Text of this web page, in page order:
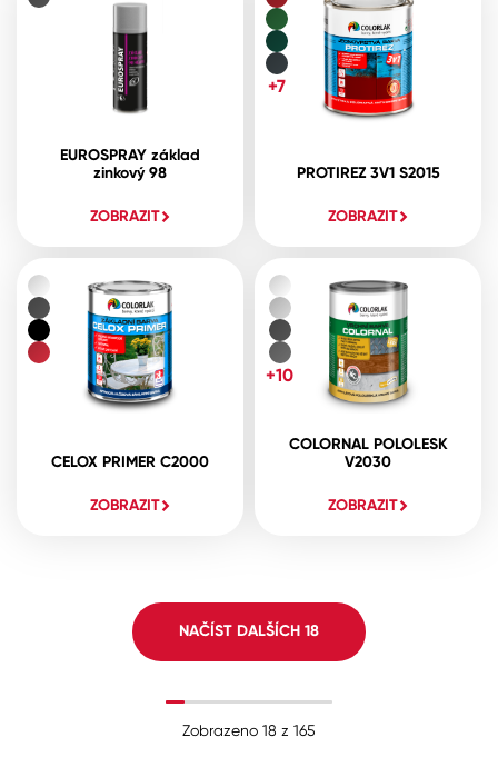
EUROSPRAY základ
zinkový 98
ZOBRAZIT
PROTIREZ 3V1 S2015
ZOBRAZIT
+7
CELOX PRIMER C2000
ZOBRAZIT
COLORNAL POLOLESK
V2030
ZOBRAZIT
+10
NAČÍST DALŠÍCH 18
Zobrazeno 18 z 165